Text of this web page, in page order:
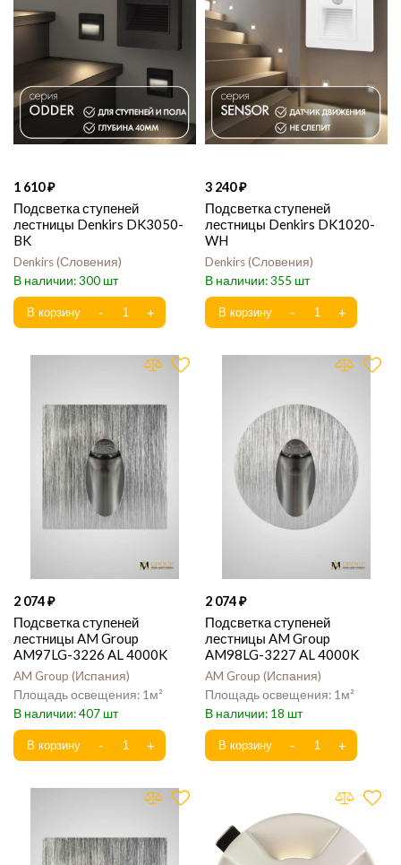
1 610
Подсветка ступеней
лестницы Denkirs DK3050-
BK
Denkirs Словения
300
3 240
Подсветка ступеней
лестницы Denkirs DK1020-
WH
Denkirs Словения
355
2 074
Подсветка ступеней
лестницы AM Group
AM97LG-3226 AL 4000K
AM Group Испания
1
407
2 074
Подсветка ступеней
лестницы AM Group
AM98LG-3227 AL 4000K
AM Group Испания
1
18